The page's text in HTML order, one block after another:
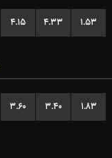
۴.۱۵ ۴.۳۳ ۱.۵۳
۳.۶۰ ۳.۴۰ ۱.۸۳